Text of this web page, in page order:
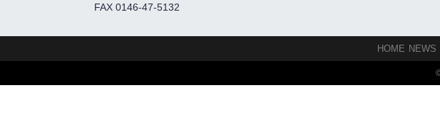
FAX 0146-47-5132
HOME NEWS